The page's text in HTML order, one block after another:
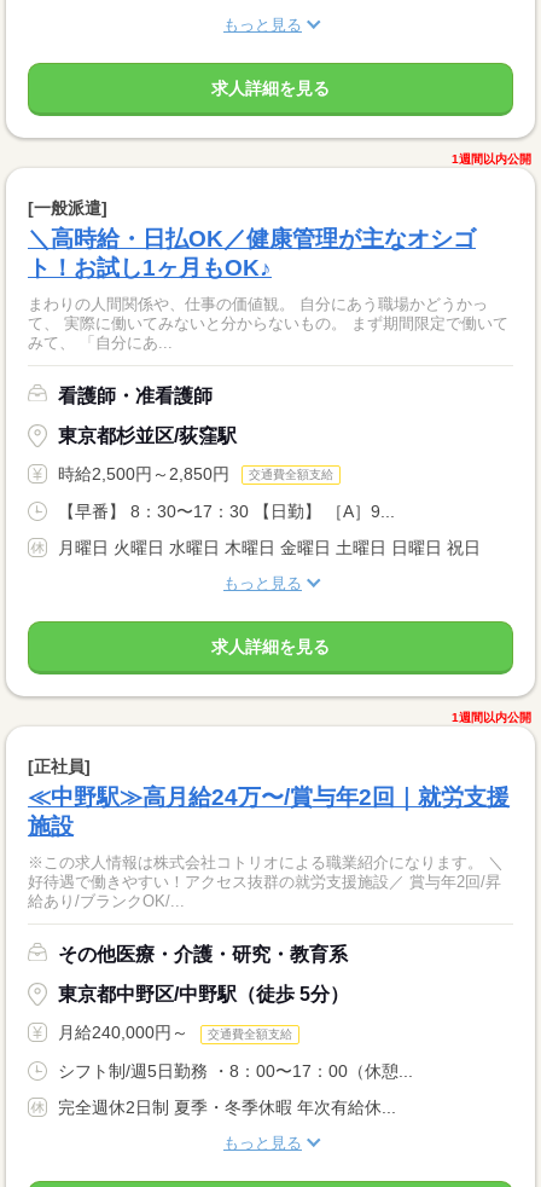
もっと見る
求人詳細を見る
1週間以内公開
[一般派遣]
＼高時給・日払OK／健康管理が主なオシゴ
ト！お試し1ヶ月もOK♪
まわりの人間関係や、仕事の価値観。 自分にあう職場かどうかっ
て、 実際に働いてみないと分からないもの。 まず期間限定で働いて
みて、 「自分にあ...
看護師・准看護師
東京都杉並区/荻窪駅
時給2,500円～2,850円 交通費全額支給
【早番】 8：30〜17：30 【日勤】 ［A］9...
月曜日 火曜日 水曜日 木曜日 金曜日 土曜日 日曜日 祝日
もっと見る
求人詳細を見る
1週間以内公開
[正社員]
≪中野駅≫高月給24万〜/賞与年2回｜就労支援
施設
※この求人情報は株式会社コトリオによる職業紹介になります。 ＼
好待遇で働きやすい！アクセス抜群の就労支援施設／ 賞与年2回/昇
給あり/ブランクOK/...
その他医療・介護・研究・教育系
東京都中野区/中野駅（徒歩 5分）
月給240,000円～ 交通費全額支給
シフト制/週5日勤務 ・8：00〜17：00（休憩...
完全週休2日制 夏季・冬季休暇 年次有給休...
もっと見る